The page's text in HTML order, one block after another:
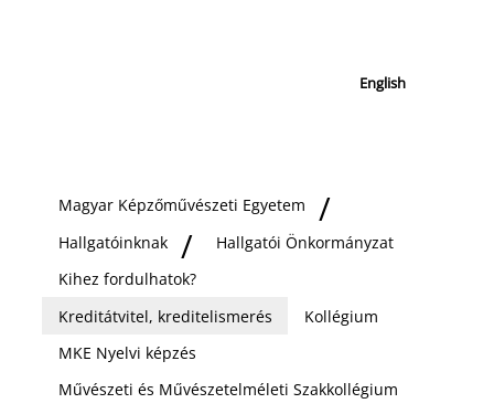
English
Magyar Képzőművészeti Egyetem
Hallgatóinknak
Hallgatói Önkormányzat
Kihez fordulhatok?
Kreditátvitel, kreditelismerés
Kollégium
MKE Nyelvi képzés
Művészeti és Művészetelméleti Szakkollégium